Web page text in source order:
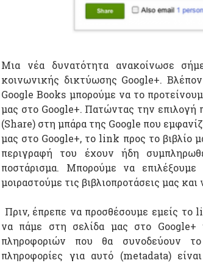
Μια νέα δυνατότητα ανακοίνωσε
κοινωνικής δικτύωσης Google+.
Google Books μπορούμε να το
μας στο Google+. Πατώντας την επιλογή
(Share) στη μπάρα της Google που
μας στο Google+, το link προς το βιβλίο
περιγραφή του έχουν ήδη
ποστάρισμα. Μπορούμε να
μοιραστούμε τις βιβλιοπροτάσεις μας
Πριν, έπρεπε να προσθέσουμε εμείς το
να πάμε στη σελίδα μας στο
πληροφοριών που θα συνοδεύουν
πληροφορίες για αυτό (metadata)